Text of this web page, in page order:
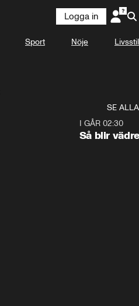
Logga in
Sport Nöje Livsstil
SE ALLA
I GÅR 02:30
Så blir